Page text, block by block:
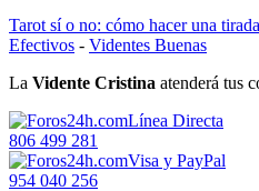
Tarot sí o no: cómo hacer una tirada
Efectivos - Videntes Buenas
La Vidente Cristina atenderá tus
Línea Directa
806 499 281
Visa y PayPal
954 040 256